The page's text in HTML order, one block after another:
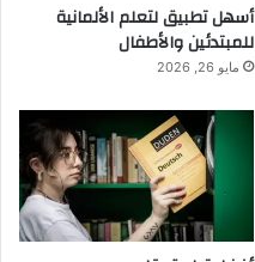
أسهل تطبيق لتعلم الألمانية
للمبتدئين والأطفال
مايو 26, 2026